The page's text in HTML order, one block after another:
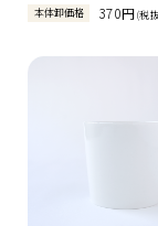
本体卸価格 370円(税